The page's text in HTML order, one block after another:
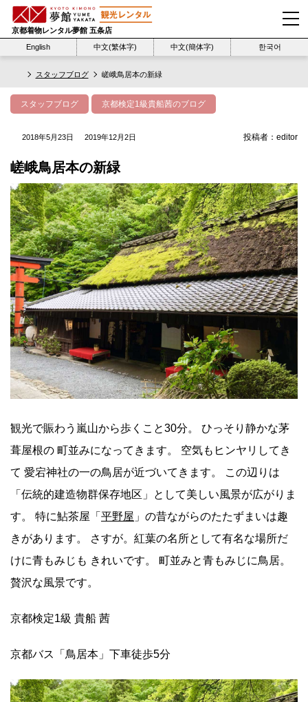
京都着物レンタル夢館 五条店
English
中文(繁体字) 中文(簡体字) 한국어
スタッフブログ 嵯峨鳥居本の新緑
スタッフブログ 京都検定1級貴船茜のブログ
2018年5月23日 2019年12月2日 投稿者： editor
嵯峨鳥居本の新緑
観光で賑わう嵐山から歩くこと30分。 ひっそり静かな茅
葺屋根の 町並みになってきます。 空気もヒンヤリしてき
て 愛宕神社の一の鳥居が近づいてきます。 この辺りは
「伝統的建造物群保存地区」として美しい風景が広がりま
す。 特に鮎茶屋「 平野屋 」の昔ながらのたたずまいは趣
きがあります。 さすが。紅葉の名所として有名な場所だ
けに青もみじも きれいです。 町並みと青もみじに鳥居。
贅沢な風景です。
京都検定1級 貴船 茜
京都バス「鳥居本」下車徒歩5分